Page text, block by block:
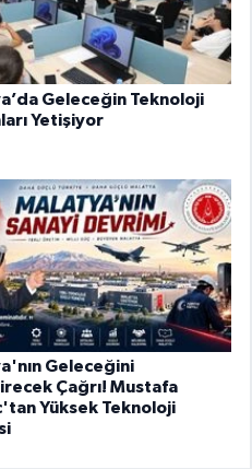
Geleceğin Teknoloji
Yetişiyor
Geleceğini
Çağrı! Mustafa
Yüksek Teknoloji